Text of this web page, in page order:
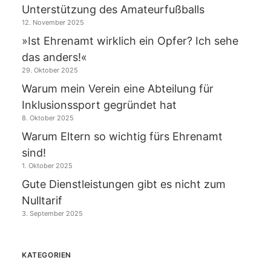
Unterstützung des Amateurfußballs
12. November 2025
»Ist Ehrenamt wirklich ein Opfer? Ich sehe
das anders!«
29. Oktober 2025
Warum mein Verein eine Abteilung für
Inklusionssport gegründet hat
8. Oktober 2025
Warum Eltern so wichtig fürs Ehrenamt
sind!
1. Oktober 2025
Gute Dienstleistungen gibt es nicht zum
Nulltarif
3. September 2025
KATEGORIEN